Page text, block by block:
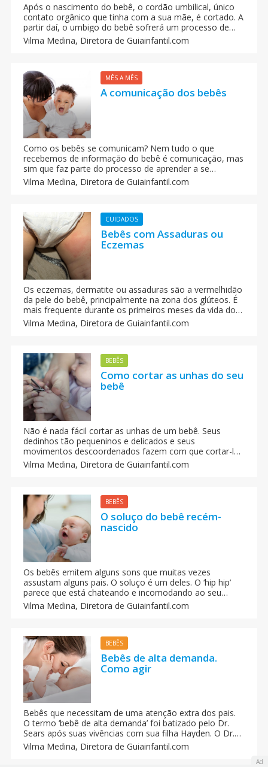
Após o nascimento do bebê, o cordão umbilical, único
contato orgânico que tinha com a sua mãe, é cortado. A
partir daí, o umbigo do bebê sofrerá um processo de
autodestruição sem infecção, que terminará com o
desprendimento do resto do cordão.
Vilma Medina, Diretora de Guiainfantil.com
MÊS A MÊS
A comunicação dos bebês
Como os bebês se comunicam? Nem tudo o que
recebemos de informação do bebê é comunicação, mas
sim que faz parte do processo de aprender a se
comunicar. Vejamos os passos que nosso bebê irá
percorrer até nos dizer algo concreto e ele o faz de uma
Vilma Medina, Diretora de Guiainfantil.com
CUIDADOS
Bebês com Assaduras ou
Eczemas
Os eczemas, dermatite ou assaduras são a vermelhidão
da pele do bebê, principalmente na zona dos glúteos. É
mais frequente durante os primeiros meses da vida do
bebê e facilmente tratável.
Vilma Medina, Diretora de Guiainfantil.com
BEBÊS
Como cortar as unhas do seu
bebê
Não é nada fácil cortar as unhas de um bebê. Seus
dedinhos tão pequeninos e delicados e seus
movimentos descoordenados fazem com que cortar-lhe
as unhas se transforme numa tarefa muito complicada.
Mas a higiene é importante para evitar que ele se
Vilma Medina, Diretora de Guiainfantil.com
BEBÊS
O soluço do bebê recém-
nascido
Os bebês emitem alguns sons que muitas vezes
assustam alguns pais. O soluço é um deles. O ‘hip hip’
parece que está chateando e incomodando ao seu
pequeno e frágil bebê. No entanto, o que parece um
aborrecimento, na realidade não é.
Vilma Medina, Diretora de Guiainfantil.com
BEBÊS
Bebês de alta demanda.
Como agir
Bebês que necessitam de uma atenção extra dos pais.
O termo ‘bebê de alta demanda’ foi batizado pelo Dr.
Sears após suas vivências com sua filha Hayden. O Dr.
Sears teve cinco filhos e quando teve a última sentiu que
ela era diferente dos outros filhos, já que se
Vilma Medina, Diretora de Guiainfantil.com
Ad